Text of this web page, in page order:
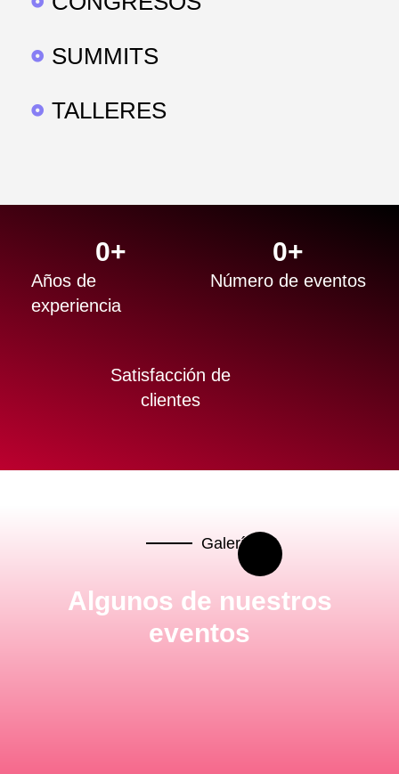
SUMMITS
TALLERES
Años de
experiencia
0+
Número de eventos
0+
Satisfacción de
clientes
Galería
Algunos de nuestros
eventos